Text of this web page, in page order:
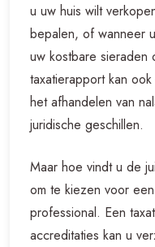
u uw huis wilt
bepalen, of wanneer
uw kostbare sieraden
taxatierapport kan
het afhandelen van
juridische geschillen.
Maar hoe vindt u de
om te kiezen voor
professional. Een
accreditaties kan u